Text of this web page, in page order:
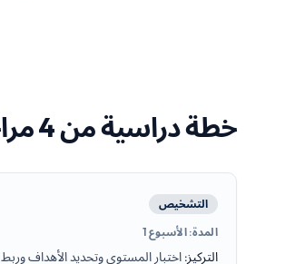
خطة دراسية من 4 مراحل
التشخيص
المدة:الأسبوع 1
التركيز: اختبار المستوى وتحديد الأهداف وربط